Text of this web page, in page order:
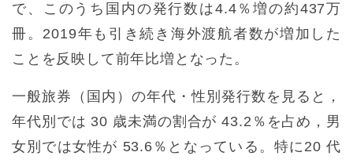
で、このうち国内の発行数は4.4％増の約437万
冊。2019年も引き続き海外渡航者数が増加した
ことを反映して前年比増となった。
一般旅券（国内）の年代・性別発行数を見ると，
年代別では 30 歳未満の割合が 43.2％を占め，男
女別では女性が 53.6％となっている。特に20 代